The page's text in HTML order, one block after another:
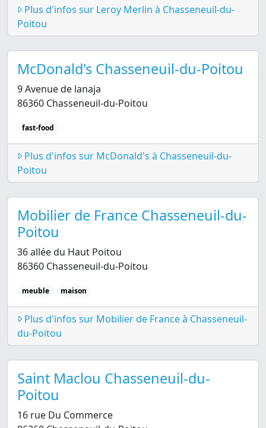
Plus d'infos sur Leroy Merlin à Chasseneuil-du-
Poitou
McDonald's Chasseneuil-du-Poitou
9 Avenue de lanaja
86360 Chasseneuil-du-Poitou
fast-food
Plus d'infos sur McDonald's à Chasseneuil-du-
Poitou
Mobilier de France Chasseneuil-du-
Poitou
36 allée du Haut Poitou
86360 Chasseneuil-du-Poitou
meuble maison
Plus d'infos sur Mobilier de France à Chasseneuil-
du-Poitou
Saint Maclou Chasseneuil-du-
Poitou
16 rue Du Commerce